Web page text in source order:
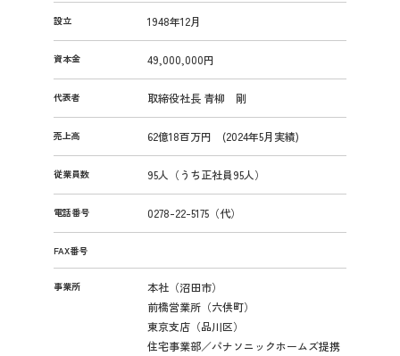
設立 1948年12月
資本金 49,000,000円
代表者 取締役社長 青柳 剛
売上高 62億18百万円 (2024年5月実績)
従業員数 95人（うち正社員95人）
電話番号 0278-22-5175（代）
FAX番号
事業所
本社（沼田市）
前橋営業所（六供町）
東京支店（品川区）
住宅事業部／パナソニックホームズ提携